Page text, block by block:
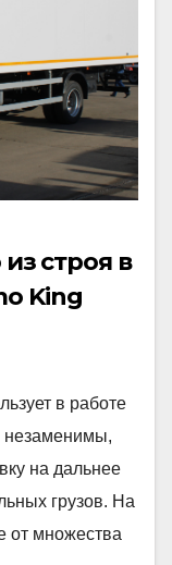
строя в
King
в работе
незаменимы,
на дальнее
грузов. На
от множества